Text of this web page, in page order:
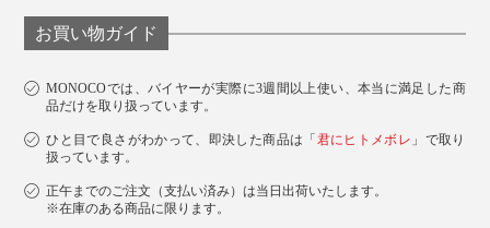
お買い物ガイド
MONOCOでは、バイヤーが実際に3週間以上使い、本当に満足した商
品だけを取り扱っています。
ひと目で良さがわかって、即決した商品は「君にヒトメボレ 」で取り
扱っています。
正午までのご注文（支払い済み）は当日出荷いたします。
※在庫のある商品に限ります。